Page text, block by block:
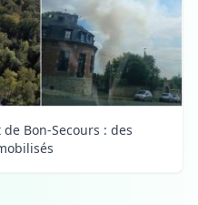
Bon-Secours : des